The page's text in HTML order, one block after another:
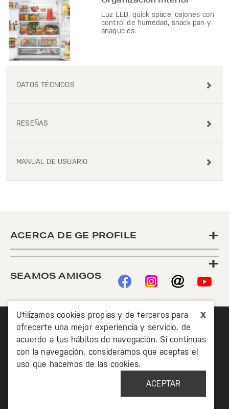
x
Utilizamos cookies propias y de terceros para
ofrecerte una mejor experiencia y servicio, de
acuerdo a tus hábitos de navegación. Si continuas
con la navegación, consideramos que aceptas el
uso que hacemos de las cookies.
ACEPTAR
Luz LED, quick space, cajones con
control de humedad, snack pan y
anaqueles.
DATOS TÉCNICOS
RESEÑAS
MANUAL DE USUARIO
ACERCA DE GE PROFILE
+
+
SEAMOS AMIGOS
©2020 TODOS LOS DERECHOS RESERVADOS MABE
DE CHAPULTEPEC, MIGUEL HIDALCO, CIUDAD DE MÉXICO, CP